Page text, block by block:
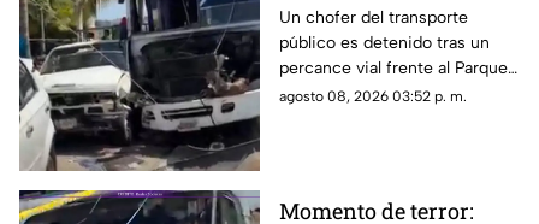
ocasiona severos
daños
Un chofer del transporte
público es detenido tras un
percance vial frente al Parque
de la Reina.
agosto 08, 2026 03:52 p. m.
Momento de terror: